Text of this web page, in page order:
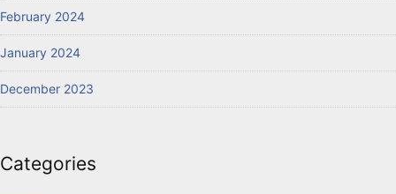
February 2024
January 2024
December 2023
Categories